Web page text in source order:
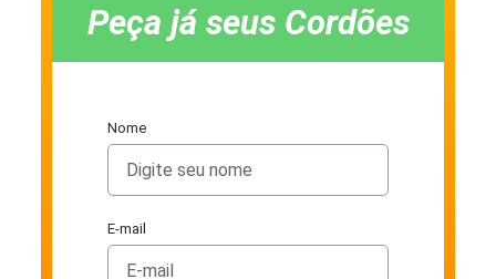
Peça já seus Cordões
Nome
E-mail